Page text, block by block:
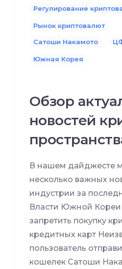
Регулирование
Рынок криптовалют
Сатоши Накамото
Южная Корея
Обзор
новостей
В нашем дайджесте
несколько важных
индустрии за
Власти Южной
запретить покупку
кредитных карт
пользователь
кошелек Сатоши